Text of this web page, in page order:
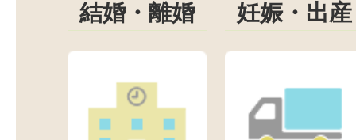
結婚・離婚 妊娠・出産